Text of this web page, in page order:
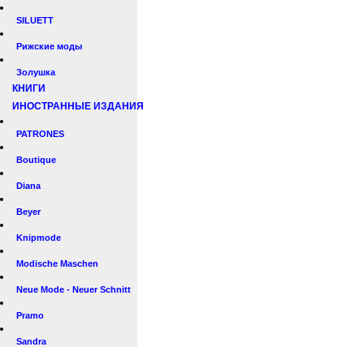
SILUETT
Рижские моды
Золушка
КНИГИ
ИНОСТРАННЫЕ ИЗДАНИЯ
PATRONES
Boutique
Diana
Beyer
Knipmode
Modische Maschen
Neue Mode - Neuer Schnitt
Pramo
Sandra